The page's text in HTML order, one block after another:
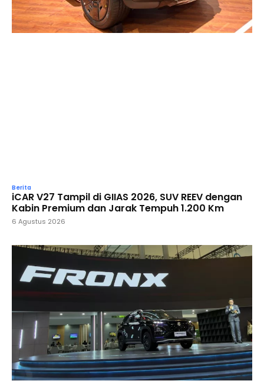
Berita
iCAR V27 Tampil di GIIAS 2026, SUV REEV dengan
Kabin Premium dan Jarak Tempuh 1.200 Km
6 Agustus 2026